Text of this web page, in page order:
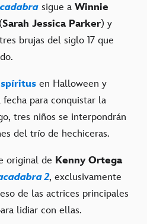
sigue a Winnie
(Sarah Jessica Parker) y
brujas del siglo 17 que
en Halloween y
para conquistar la
tres niños se interpondrán
del trío de hechiceras.
original de Kenny Ortega
2, exclusivamente
de las actrices principales
lidiar con ellas.